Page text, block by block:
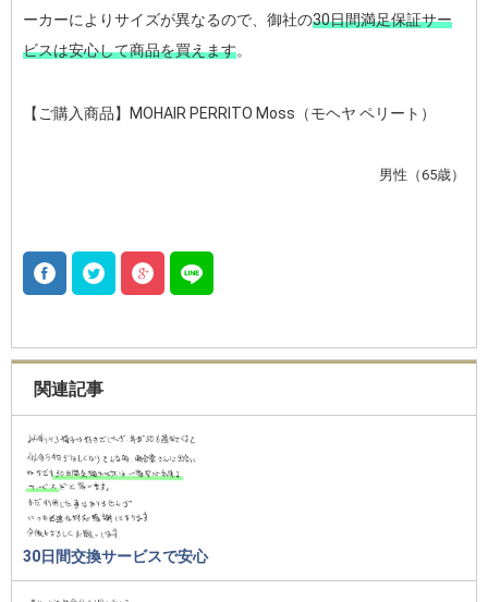
ーカーによりサイズが異なるので、御社の30日間満足保証サー
ビスは安心して商品を買えます。
【ご購入商品】MOHAIR PERRITO Moss（モヘヤ ペリート）
男性（65歳）
関連記事
30日間交換サービスで安心